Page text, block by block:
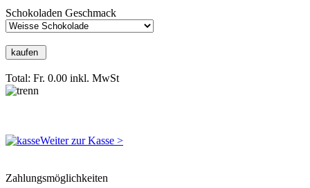
Schokoladen Geschmack
Total: Fr. 0.00 inkl. MwSt
Weiter zur Kasse >
Zahlungsmöglichkeiten